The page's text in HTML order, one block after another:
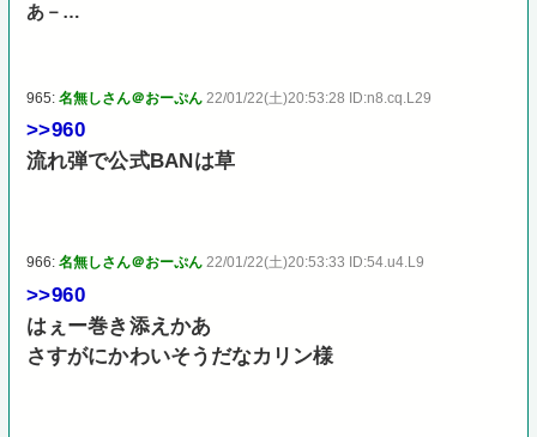
あ－…
965:名無しさん＠おーぷん 22/01/22(土)20:53:28 ID:n8.cq.L29
>>960
流れ弾で公式BANは草
966:名無しさん＠おーぷん 22/01/22(土)20:53:33 ID:54.u4.L9
>>960
はぇー巻き添えかあ
さすがにかわいそうだなカリン様